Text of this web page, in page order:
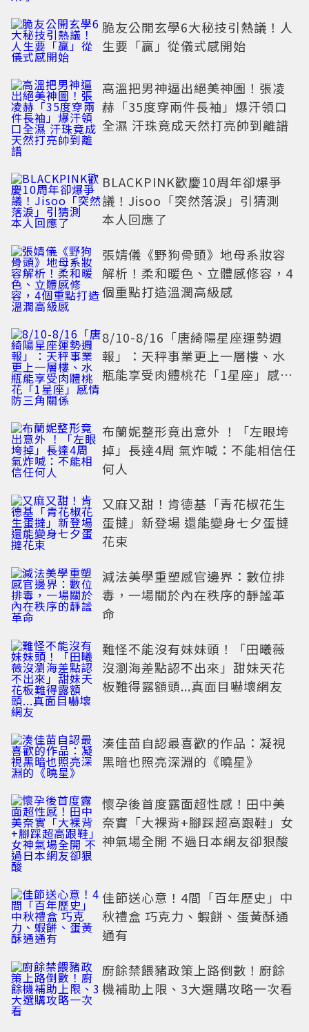
脆友公開玄學6大秘技引熱議！人
生要「贏」從儀式感開始
高溫把男神逼出絕美神圖！張凌
赫「35度穿兩件長袖」爆汗領口
全濕 汗珠竟成天然打亮帥到離譜
BLACKPINK歡慶10周年卻爆爭
議！Jisoo「突然落淚」引猜測
本人回應了
張婧儀《野狗骨頭》地母系妝容
解析！柔和暖色、立體感修容，4
個重點打造溫潤高級感
8/10-8/16「唐綺陽星座運勢週
報」：天秤事業更上一層樓、水
瓶能享受肉體桃花「1星座」感情
布蘭妮整形竟出意外 ！「左眼垮
掉」長達4周 氣炸喊：不能相信任
何人
又麻又甜！肯德基「青花椒花生
蛋撻」新登場 還能變身七夕蛋撻
花束
減法美學重塑感官邊界：數位排
毒，一場關於內在秩序的靜謐革
命
難怪不能沒有妹妹頭！「田曦薇
沒瀏海差點認不出來」甜妹天花
板難得露額頭...真面目嚇壞網友
湊佳苗自認最喜歡的作品：凝視
黑暗也照亮深淵的《曉星》
懷孕後首度露面超性感！田中美
奈實「大裸背+腳踩超高跟鞋」女
神氣場全開 不過日本網友卻狠酸
佳節送心意！4間「百年歷史」中
秋禮盒 巧克力、蝦餅、蛋黃酥通
通有
廚餘禁餵豬政策上路倒數！廚餘
機補助上限、3大選購攻略一次看